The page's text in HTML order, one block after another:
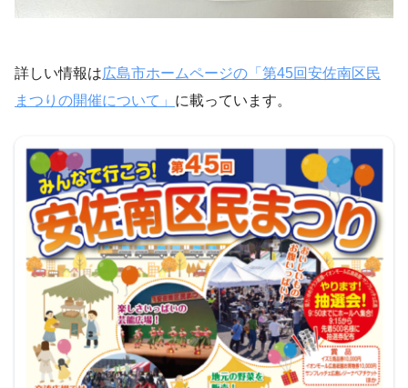
詳しい情報は広島市ホームページの「第45回安佐南区民
まつりの開催について」 に載っています。